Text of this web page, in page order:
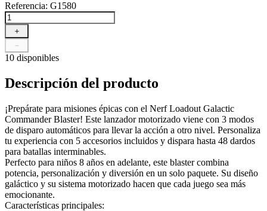
Referencia: G1580
＋
－
10 disponibles
Descripción del producto
¡Prepárate para misiones épicas con el Nerf Loadout Galactic
Commander Blaster! Este lanzador motorizado viene con 3 modos
de disparo automáticos para llevar la acción a otro nivel. Personaliza
tu experiencia con 5 accesorios incluidos y dispara hasta 48 dardos
para batallas interminables.
Perfecto para niños 8 años en adelante, este blaster combina
potencia, personalización y diversión en un solo paquete. Su diseño
galáctico y su sistema motorizado hacen que cada juego sea más
emocionante.
Características principales: